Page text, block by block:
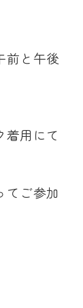
前と午後
着用にて
てご参加